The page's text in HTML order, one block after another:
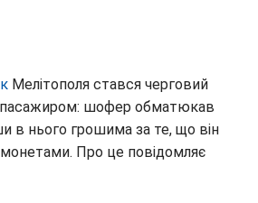
Мелітополя стався черговий
пасажиром: шофер обматюкав
в нього грошима за те, що він
монетами. Про це повідомляє